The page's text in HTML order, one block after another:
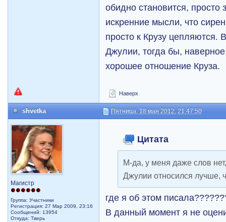
обидно становится, просто
искренние мысли, что
просто к Крузу
Джулии, тогда бы,
хорошее отношение Круза.
Наверх
shvetka Пятница, 18 мая 2012, 21:47:50
Магистр
Группа: Участники
Регистрация: 27 Мар 2009, 23:16
Сообщений: 13954
Откуда: Тверь
Цитата
М-да, у меня даже слов
Джулии относился лучше,
где я об этом
В данный момент я не